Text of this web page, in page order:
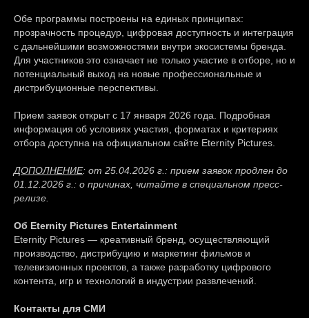
Обе программы построены на единых принципах:
прозрачность процедур, цифровая доступность и интеграция
с дальнейшими возможностями внутри экосистемы бренда.
Для участников это означает не только участие в отборе, но и
потенциальный выход на новые профессиональные и
дистрибуционные перспективы.
Прием заявок открыт с 17 января 2026 года. Подробная
информация об условиях участия, форматах и критериях
отбора доступна на официальном сайте Eternity Pictures.
ДОПОЛНЕНИЕ: от 25.04.2026 г.: прием заявок продлен до
01.12.2026 г.: о причинах, читайте в специальном пресс-
релизе
Об Eternity Pictures Entertainment
Eternity Pictures — креативный бренд, осуществляющий
производство, дистрибуцию и маркетинг фильмов и
телевизионных проектов, а также разработку цифрового
контента, игр и технологий в индустрии развлечений.
Контакты для СМИ